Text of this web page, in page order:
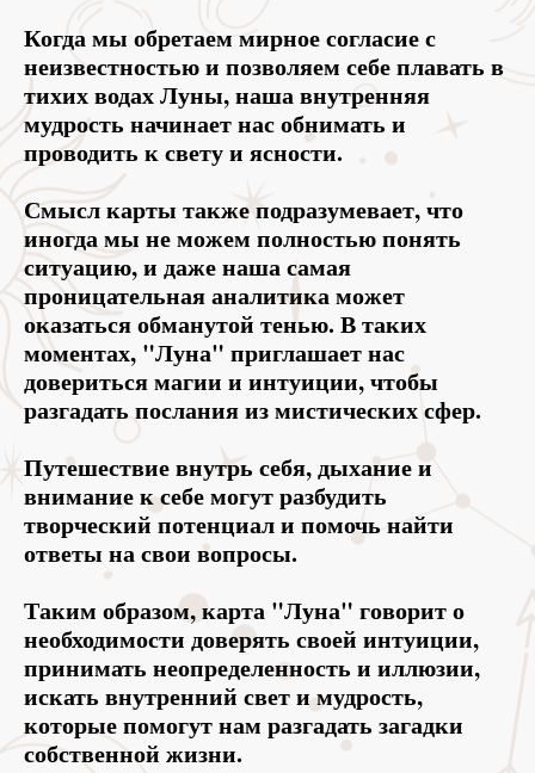
Когда мы обретаем мирное согласие с
неизвестностью и позволяем себе плавать в
тихих водах Луны, наша внутренняя
мудрость начинает нас обнимать и
проводить к свету и ясности.
Смысл карты также подразумевает, что
иногда мы не можем полностью понять
ситуацию, и даже наша самая
проницательная аналитика может
оказаться обманутой тенью. В таких
моментах, "Луна" приглашает нас
довериться магии и интуиции, чтобы
разгадать послания из мистических сфер.
Путешествие внутрь себя, дыхание и
внимание к себе могут разбудить
творческий потенциал и помочь найти
ответы на свои вопросы.
Таким образом, карта "Луна" говорит о
необходимости доверять своей интуиции,
принимать неопределенность и иллюзии,
искать внутренний свет и мудрость,
которые помогут нам разгадать загадки
собственной жизни.